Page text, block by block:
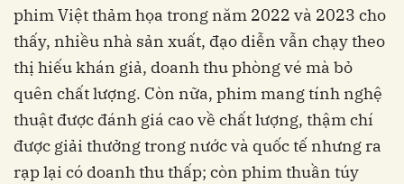
phim Việt thảm họa trong năm 2022 và 2023 cho
thấy, nhiều nhà sản xuất, đạo diễn vẫn chạy theo
thị hiếu khán giả, doanh thu phòng vé mà bỏ
quên chất lượng. Còn nữa, phim mang tính nghệ
thuật được đánh giá cao về chất lượng, thậm chí
được giải thưởng trong nước và quốc tế nhưng ra
rạp lại có doanh thu thấp; còn phim thuần túy